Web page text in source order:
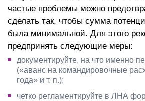
частые проблемы можно
сделать так, чтобы сумма
была минимальной. Для этого
предпринять следующие меры:
документируйте, на что именно
(«аванс на командировочные
года» и т. п.);
четко регламентируйте в ЛНА